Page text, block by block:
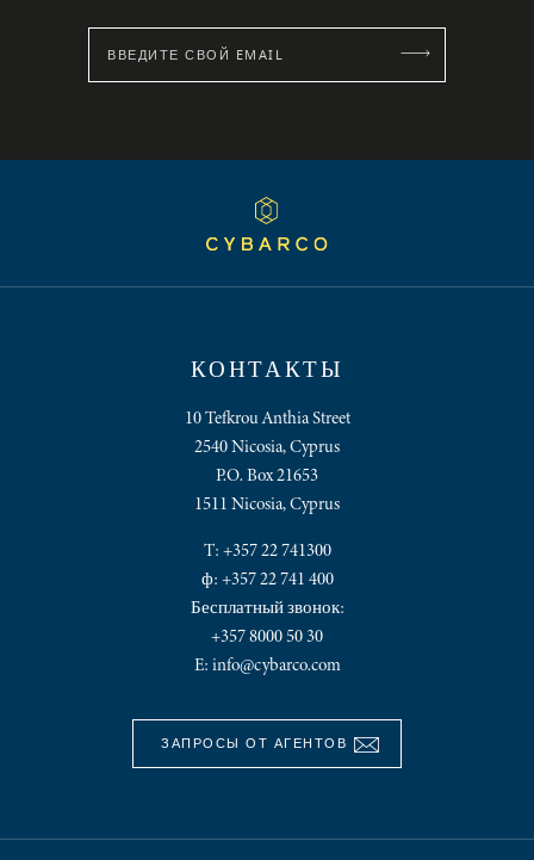
КОНТАКТЫ
10 Tefkrou Anthia Street
2540 Nicosia, Cyprus
P.O. Box 21653
1511 Nicosia, Cyprus
T: +357 22 741300
ф: +357 22 741 400
Бесплатный звонок:
+357 8000 50 30
E: info@cybarco.com
ЗАПРОСЫ ОТ АГЕНТОВ